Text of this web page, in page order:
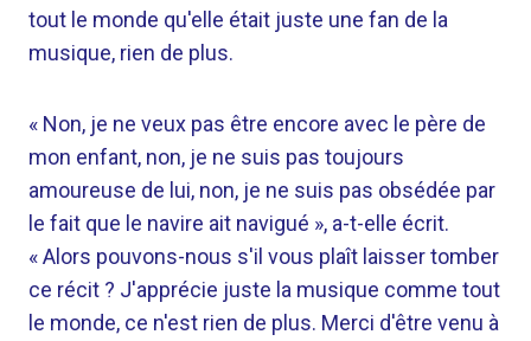
tout le monde qu'elle était juste une fan de la
musique, rien de plus.
« Non, je ne veux pas être encore avec le père de
mon enfant, non, je ne suis pas toujours
amoureuse de lui, non, je ne suis pas obsédée par
le fait que le navire ait navigué », a-t-elle écrit.
« Alors pouvons-nous s'il vous plaît laisser tomber
ce récit ? J'apprécie juste la musique comme tout
le monde, ce n'est rien de plus. Merci d'être venu à